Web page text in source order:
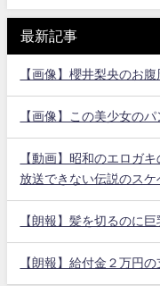
最新記事
【画像】櫻井梨央のお
【画像】この美少女の
【動画】昭和のエロガ
放送できない伝説のスケ
【朗報】髪を切るのに
【朗報】給付金２万円